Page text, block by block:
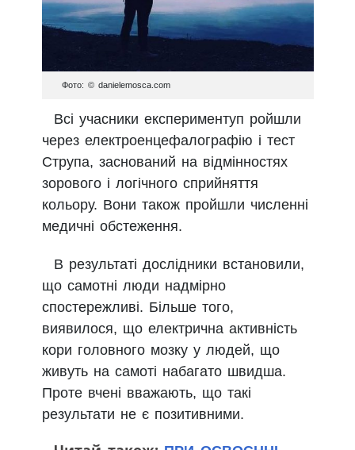
Фото: © danielemosca.com
Всі учасники експериментуп ройшли
через електроенцефалографію і тест
Струпа, заснований на відмінностях
зорового і логічного сприйняття
кольору. Вони також пройшли численні
медичні обстеження.
В результаті дослідники встановили,
що самотні люди надмірно
спостережливі. Більше того,
виявилося, що електрична активність
кори головного мозку у людей, що
живуть на самоті набагато швидша.
Проте вчені вважають, що такі
результати не є позитивними.